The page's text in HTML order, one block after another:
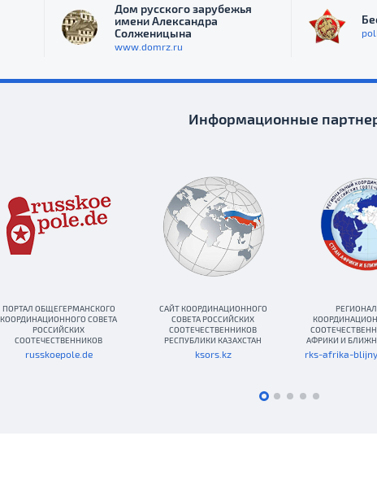
Дом русского зарубежья
имени Александра
Солженицына
www.domrz.ru
Информационные
ПОРТАЛ ОБЩЕГЕРМАНСКОГО
КООРДИНАЦИОННОГО СОВЕТА
РОССИЙСКИХ
СООТЕЧЕСТВЕННИКОВ
russkoepole.de
САЙТ КООРДИНАЦИОННОГО
СОВЕТА РОССИЙСКИХ
СООТЕЧЕСТВЕННИКОВ
РЕСПУБЛИКИ КАЗАХСТАН
ksors.kz
АФРИКИ И
rks-afrika-